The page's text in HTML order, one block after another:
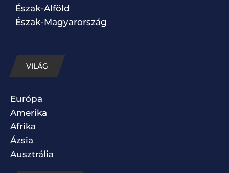
Észak-Alföld
Észak-Magyarország
VILÁG
Európa
Amerika
Afrika
Ázsia
Ausztrália